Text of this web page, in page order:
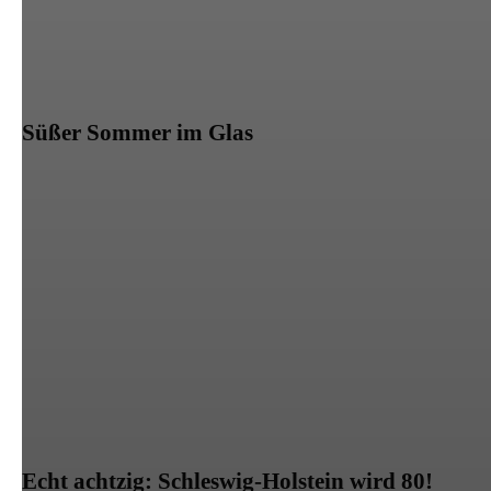
Süßer Sommer im Glas
Echt achtzig: Schleswig-Holstein wird 80!